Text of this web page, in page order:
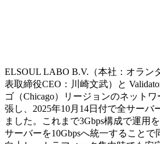
ELSOUL LABO B.V.（本社：オラン
表取締役CEO：川崎文武）と
ゴ（Chicago）リージョンのネット
張し、2025年10月14日付で全サーバ
ました。これまで3Gbps構成で運用
サーバーを10Gbpsへ統一することで